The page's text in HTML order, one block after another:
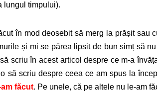
lungul timpului).
în mod deosebit să merg la prășit sau
și mi se părea lipsit de bun simț să
scriu în acest articol despre ce m-a
să scriu despre ceea ce am spus la
făcut. Pe unele, că pe altele nu le-am